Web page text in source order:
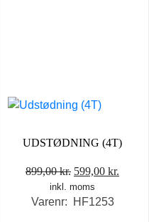
UDSTØDNING (4T)
899,00kr. Den
oprindelige
pris
599,00 kr.
inkl. moms
Varenr: HF1253